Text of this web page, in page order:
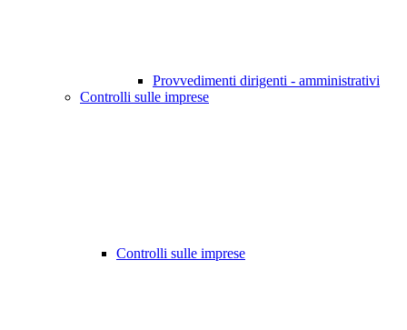
Provvedimenti dirigenti - amministrativi
Controlli sulle imprese
Controlli sulle imprese